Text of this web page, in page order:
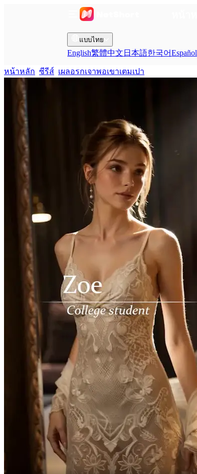
แบบไทย
English繁體中文 日本語한국어Español
หน้าหลัก ซีรีส์ เผลอรกเจาพอเขาเตมเปา